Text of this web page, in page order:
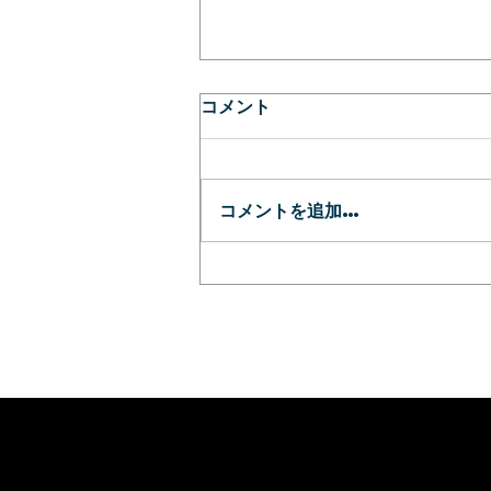
春
コメント
コメントを追加…